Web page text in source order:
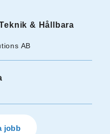
& Hållbara
AB
jobb